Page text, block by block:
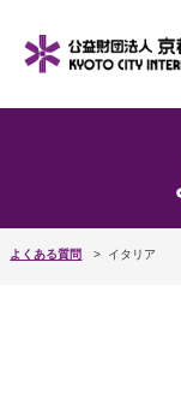
よくある質問 イタリア